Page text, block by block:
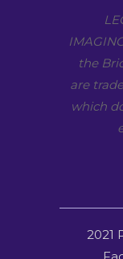
the
are
which
2021